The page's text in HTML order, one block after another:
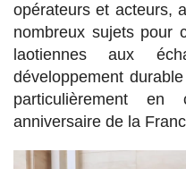
opérateurs et acteurs,
nombreux sujets pour
laotiennes aux
développement
particulièrement
anniversaire de la